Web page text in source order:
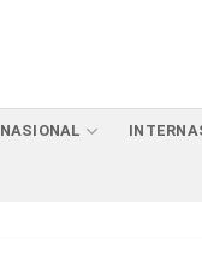
NASIONAL